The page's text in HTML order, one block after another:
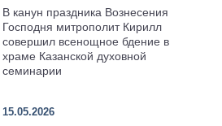
В канун праздника Вознесения
Господня митрополит Кирилл
совершил всенощное бдение в
храме Казанской духовной
семинарии
15.05.2026